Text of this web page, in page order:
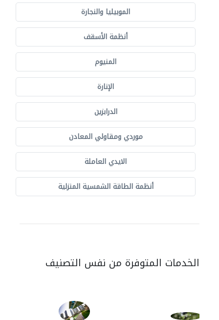
الموبيليا والنجارة
أنظمة الأسقف
المنيوم
الإنارة
الدرابزين
موردي ومقاولي المعادن
الايدي العاملة
أنظمة الطاقة الشمسية المنزلية
الخدمات المتوفرة من نفس التصنيف